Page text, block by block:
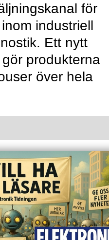
för
industriell
Ett nytt
produkterna
över hela